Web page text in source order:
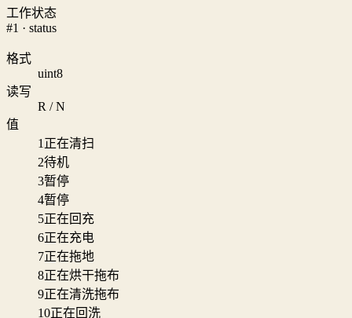
工作状态
#1 · status
格式
uint8
读写
R / N
值
1 正在清扫
2待机
3暂停
4暂停
5正在回充
6正在充电
7正在拖地
8正在烘干拖布
9正在清洗拖布
10正在回洗